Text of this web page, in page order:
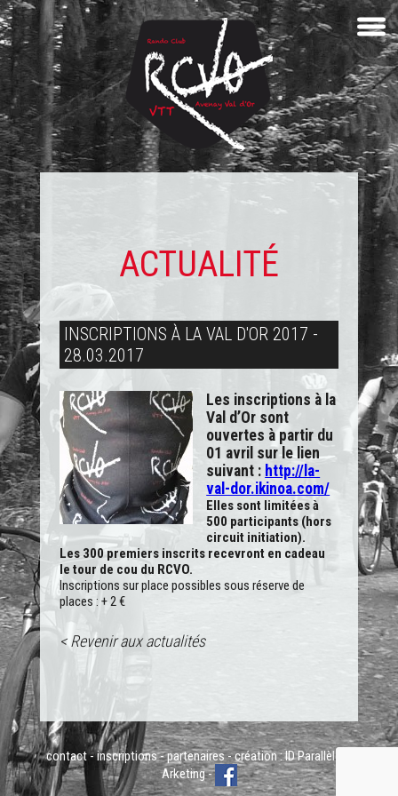
ACTUALITÉ
INSCRIPTIONS À LA VAL D'OR 2017 -
28.03.2017
Les inscriptions à la
Val d’Or sont
ouvertes à partir du
01 avril sur le lien
suivant : http://la-
val-dor.ikinoa.com/
Elles sont limitées à
500 participants (hors
circuit initiation).
Les 300 premiers inscrits recevront en cadeau
le tour de cou du RCVO.
Inscriptions sur place possibles sous réserve de
places : + 2 €
< Revenir aux actualités
contact-inscriptions-partenaires- création :ID Parallèle
Arketing-